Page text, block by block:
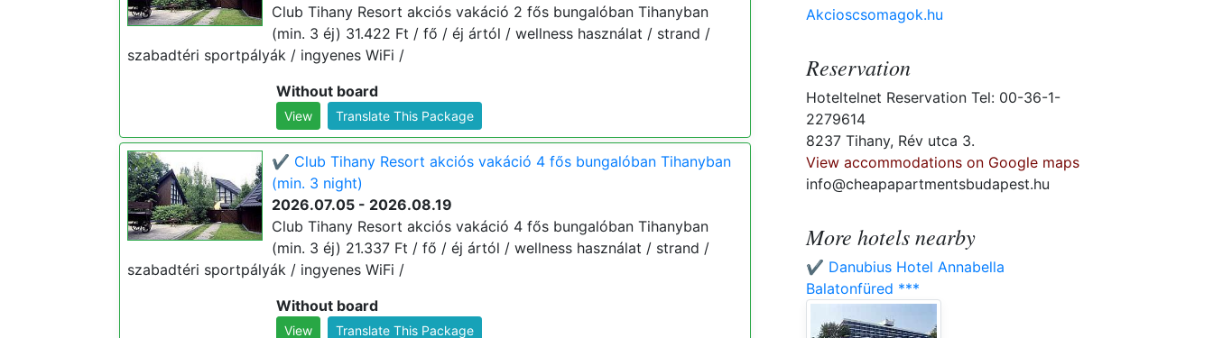
Club Tihany Resort akciós vakáció 2 fős bungalóban Tihanyban
(min. 3 éj) 31.422 Ft / fő / éj ártól / wellness használat / strand /
szabadtéri sportpályák / ingyenes WiFi /
Without board
View Translate This Package
✔️ Club Tihany Resort akciós vakáció 4 fős bungalóban Tihanyban
(min. 3 night)
2026.07.05 - 2026.08.19
Club Tihany Resort akciós vakáció 4 fős bungalóban Tihanyban
(min. 3 éj) 21.337 Ft / fő / éj ártól / wellness használat / strand /
szabadtéri sportpályák / ingyenes WiFi /
Without board
View Translate This Package
Akcioscsomagok.hu
Reservation
Hoteltelnet Reservation Tel: 00-36-1-
2279614
8237 Tihany, Rév utca 3.
View accommodations on Google maps
info@cheapapartmentsbudapest.hu
More hotels nearby
✔️ Danubius Hotel Annabella
Balatonfüred ***